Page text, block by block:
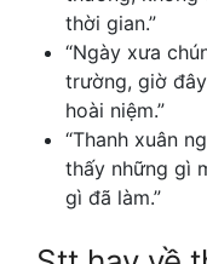
thời gian.”
“Ngày xưa
trường, giờ
hoài niệm.”
“Thanh xuân
thấy những gì
gì đã làm.”